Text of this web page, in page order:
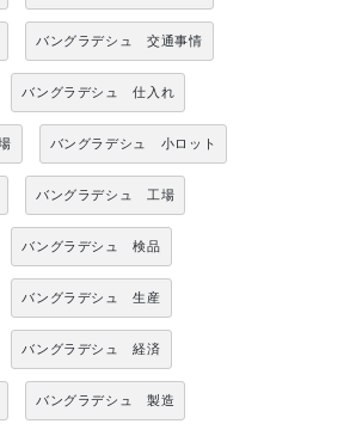
バングラデシュ 交通事情
バングラデシュ 仕入れ
バングラデシュ 小ロット
バングラデシュ 工場
バングラデシュ 検品
バングラデシュ 生産
バングラデシュ 経済
バングラデシュ 製造